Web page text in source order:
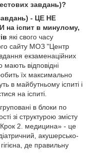
завдань)?
- ЦЕ НЕ
на іспит в минулому,
які свого часу
сайту МОЗ "Центр
екзаменаційних
мають відповідні
їх максимально
в майбутньому іспиті і
на іспиті.
в блоки по
зі структурою змісту
2. медицина» - це
акушерсько-
де правильну